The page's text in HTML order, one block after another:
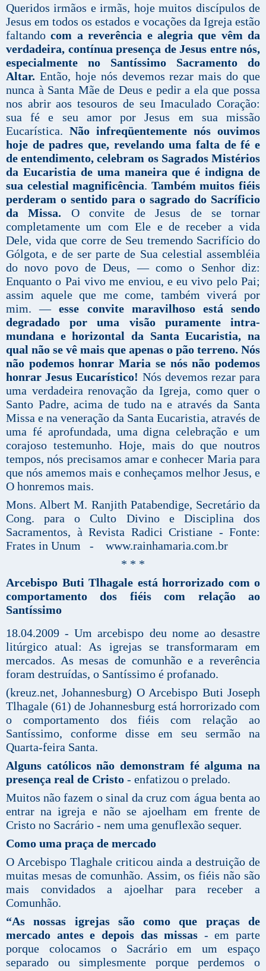
Queridos irmãos e irmãs, hoje muitos discípulos de
Jesus em todos os estados e vocações da Igreja estão
faltandocom a reverência e alegria que vêm da
verdadeira, contínua presença de Jesus entre nós,
especialmente no Santíssimo Sacramento do
Altar. Então, hoje nós devemos rezar mais do que
nunca à Santa Mãe de Deus e pedir a ela que possa
nos abrir aos tesouros de seu Imaculado Coração:
sua fé e seu amor por Jesus em sua missão
Eucarística. Não infreqüentemente nós ouvimos
hoje de padres que, revelando uma falta de fé e
de entendimento, celebram os Sagrados Mistérios
da Eucaristia de uma maneira que é indigna de
sua celestial magnificência. Também muitos fiéis
perderam o sentido para o sagrado do Sacríficio
da Missa. O convite de Jesus de se tornar
completamente um com Ele e de receber a vida
Dele, vida que corre de Seu tremendo Sacrifício do
Gólgota, e de ser parte de Sua celestial assembléia
do novo povo de Deus, — como o Senhor diz:
Enquanto o Pai vivo me enviou, e eu vivo pelo Pai;
assim aquele que me come, também viverá por
mim. —esse convite maravilhoso está sendo
degradado por uma visão puramente intra-
mundana e horizontal da Santa Eucaristia, na
qual não se vê mais que apenas o pão terreno. Nós
não podemos honrar Maria se nós não podemos
honrar Jesus Eucarístico! Nós devemos rezar para
uma verdadeira renovação da Igreja, como quer o
Santo Padre, acima de tudo na e através da Santa
Missa e na veneração da Santa Eucaristia, através de
uma fé aprofundada, uma digna celebração e um
corajoso testemunho. Hoje, mais do que noutros
tempos, nós precisamos amar e conhecer Maria para
que nós amemos mais e conheçamos melhor Jesus, e
O honremos mais.
Mons. Albert M. Ranjith Patabendige, Secretário da
Cong. para o Culto Divino e Disciplina dos
Sacramentos, à Revista Radici Cristiane - Fonte:
Frates in Unum - www.rainhamaria.com.br
* * *
Arcebispo Buti Tlhagale está horrorizado com o
comportamento dos fiéis com relação ao
Santíssimo
18.04.2009 - Um arcebispo deu nome ao desastre
litúrgico atual: As igrejas se transformaram em
mercados. As mesas de comunhão e a reverência
foram destruídas, o Santíssimo é profanado.
(kreuz.net, Johannesburg) O Arcebispo Buti Joseph
Tlhagale (61) de Johannesburg está horrorizado com
o comportamento dos fiéis com relação ao
Santíssimo, conforme disse em seu sermão na
Quarta-feira Santa.
Alguns católicos não demonstram fé alguma na
presença real de Cristo - enfatizou o prelado.
Muitos não fazem o sinal da cruz com água benta ao
entrar na igreja e não se ajoelham em frente de
Cristo no Sacrário - nem uma genuflexão sequer.
Como uma praça de mercado
O Arcebispo Tlaghale criticou ainda a destruição de
muitas mesas de comunhão. Assim, os fiéis não são
mais convidados a ajoelhar para receber a
Comunhão.
“As nossas igrejas são como que praças de
mercado antes e depois das missas - em parte
porque colocamos o Sacrário em um espaço
separado ou simplesmente porque perdemos o